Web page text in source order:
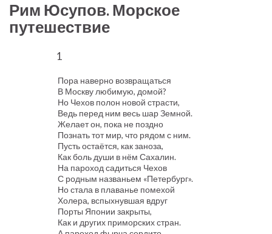
Рим Юсупов. Морское
путешествие
1
Пора наверно возвращаться
В Москву любимую, домой?
Но Чехов полон новой страсти,
Ведь перед ним весь шар Земной.
Желает он, пока не поздно
Познать тот мир, что рядом с ним.
Пусть остаётся, как заноза,
Как боль души в нём Сахалин.
На пароход садиться Чехов
С родным названьем «Петербург».
Но стала в плаванье помехой
Холера, вспыхнувшая вдруг
Порты Японии закрыты,
Как и других приморских стран.